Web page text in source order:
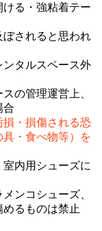
る・強粘着テー
されると思われ
タルスペース外
の管理運営上、
合
・損傷される恐
・食べ物等）を
内用シューズに
ンコシューズ、
るものは禁止